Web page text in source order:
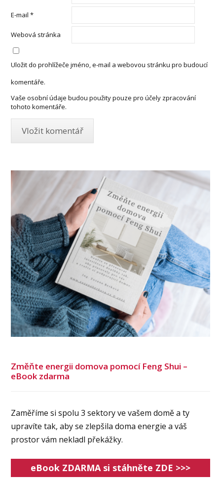
E-mail*
Webová stránka
Uložit do prohlížeče jméno, e-mail a webovou stránku pro budoucí
komentáře.
Vaše osobní údaje budou použity pouze pro účely zpracování
tohoto komentáře.
Změňte energii domova pomocí Feng Shui –
eBook zdarma
Zaměříme si spolu 3 sektory ve vašem domě a ty
upravíte tak, aby se zlepšila doma energie a váš
prostor vám nekladl překážky.
eBook ZDARMA si stáhněte ZDE >>>